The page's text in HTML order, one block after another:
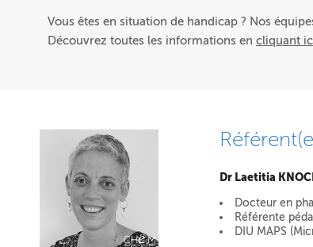
Vous êtes en situation de handicap ? Nos
Découvrez toutes les informations en cliquant
Dr Laetitia
Docteur en
Référente
DIU MAPS